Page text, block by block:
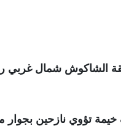
الشاكوش شمال غربي
نازحين بجوار